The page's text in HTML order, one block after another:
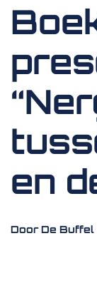
en
Door De Buffel